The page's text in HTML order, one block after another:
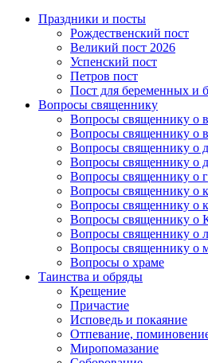
Праздники и посты
Рождественский пост
Великий пост 2026
Успенский пост
Петров пост
Пост для беременных и
Вопросы священнику
Вопросы священнику о
Вопросы священнику о
Вопросы священнику о
Вопросы священнику о
Вопросы священнику о
Вопросы священнику о
Вопросы священнику о
Вопросы священнику о
Вопросы священнику о
Вопросы священнику о
Вопросы о храме
Таинства и обряды
Крещение
Причастие
Исповедь и покаяние
Отпевание,
Миропомазание